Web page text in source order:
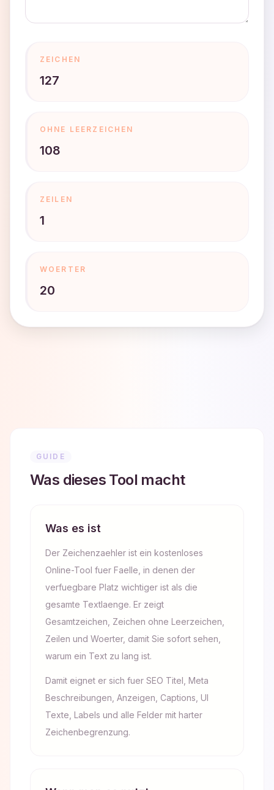
ZEICHEN
127
OHNE LEERZEICHEN
108
ZEILEN
1
WOERTER
20
GUIDE
Was dieses Tool macht
Was es ist
Der Zeichenzaehler ist ein kostenloses
Online-Tool fuer Faelle, in denen der
verfuegbare Platz wichtiger ist als die
gesamte Textlaenge. Er zeigt
Gesamtzeichen, Zeichen ohne Leerzeichen,
Zeilen und Woerter, damit Sie sofort sehen,
warum ein Text zu lang ist.
Damit eignet er sich fuer SEO Titel, Meta
Beschreibungen, Anzeigen, Captions, UI
Texte, Labels und alle Felder mit harter
Zeichenbegrenzung.